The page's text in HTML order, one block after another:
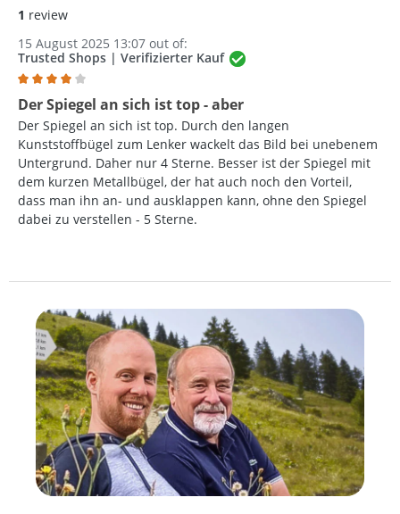
1 review
15 August 2025 13:07 out of:
Trusted Shops | Verifizierter Kauf
Review with rating of 4 out of 5 stars
Der Spiegel an sich ist top - aber
Der Spiegel an sich ist top. Durch den langen
Kunststoffbügel zum Lenker wackelt das Bild bei unebenem
Untergrund. Daher nur 4 Sterne. Besser ist der Spiegel mit
dem kurzen Metallbügel, der hat auch noch den Vorteil,
dass man ihn an- und ausklappen kann, ohne den Spiegel
dabei zu verstellen - 5 Sterne.